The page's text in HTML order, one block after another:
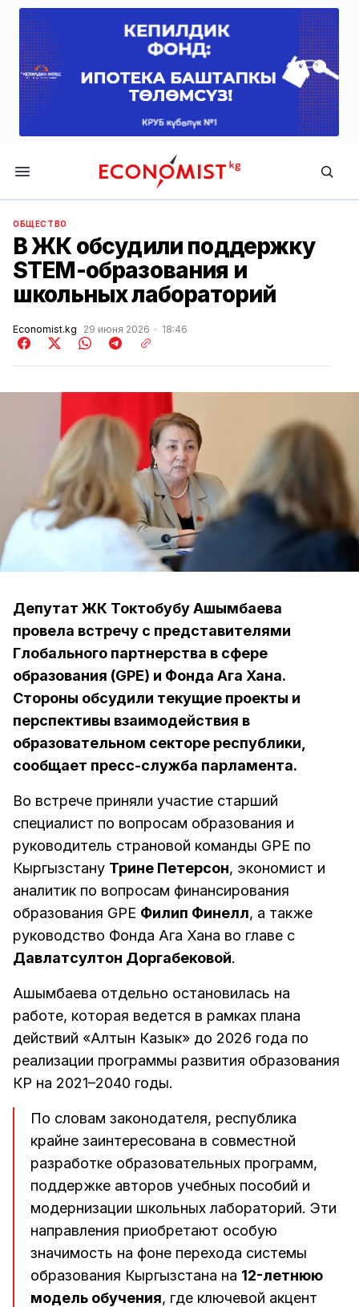
Economist.kg
ОБЩЕСТВО
В ЖК обсудили поддержку
STEM-образования и
школьных лабораторий
Economist.kg 29 июня 2026 18:46
Депутат ЖК Токтобубу Ашымбаева
провела встречу с представителями
Глобального партнерства в сфере
образования (GPE) и Фонда Ага Хана.
Стороны обсудили текущие проекты и
перспективы взаимодействия в
образовательном секторе республики,
сообщает пресс-служба парламента.
Во встрече приняли участие старший
специалист по вопросам образования и
руководитель страновой команды GPE по
Кыргызстану Трине Петерсон, экономист и
аналитик по вопросам финансирования
образования GPE Филип Финелл, а также
руководство Фонда Ага Хана во главе с
Давлатсултон Доргабековой.
Ашымбаева отдельно остановилась на
работе, которая ведется в рамках плана
действий «Алтын Казык» до 2026 года по
реализации программы развития образования
КР на 2021–2040 годы.
По словам законодателя, республика
крайне заинтересована в совместной
разработке образовательных программ,
поддержке авторов учебных пособий и
модернизации школьных лабораторий. Эти
направления приобретают особую
значимость на фоне перехода системы
образования Кыргызстана на 12-летнюю
модель обучения, где ключевой акцент